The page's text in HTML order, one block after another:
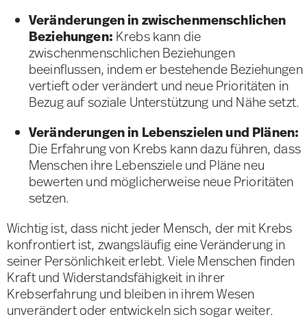
Veränderungen in zwischenmenschlichen
Beziehungen: Krebs kann die
zwischenmenschlichen Beziehungen
beeinflussen, indem er bestehende Beziehungen
vertieft oder verändert und neue Prioritäten in
Bezug auf soziale Unterstützung und Nähe setzt.
Veränderungen in Lebenszielen und Plänen:
Die Erfahrung von Krebs kann dazu führen, dass
Menschen ihre Lebensziele und Pläne neu
bewerten und möglicherweise neue Prioritäten
setzen.
Wichtig ist, dass nicht jeder Mensch, der mit Krebs
konfrontiert ist, zwangsläufig eine Veränderung in
seiner Persönlichkeit erlebt. Viele Menschen finden
Kraft und Widerstandsfähigkeit in ihrer
Krebserfahrung und bleiben in ihrem Wesen
unverändert oder entwickeln sich sogar weiter.